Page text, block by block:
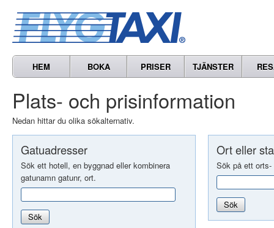
HEM BOKA PRISER TJÄNSTER
Plats- och prisinformation
Nedan hittar du olika sökalternativ.
Gatuadresser
Sök ett hotell, en byggnad eller kombinera
gatunamn gatunr, ort.
Sök
Ort eller
Sök på ett
Sök